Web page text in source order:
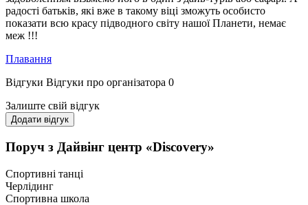
радості батьків, які вже в такому віці зможуть особисто
показати всю красу підводного світу нашої Планети, немає
меж !!!
Плавання
Відгуки Відгуки про організатора 0
Залиште свій відгук
Додати відгук
Поруч з Дайвінг центр «Discovery»
Спортивні танці
Черлідинг
Спортивна школа